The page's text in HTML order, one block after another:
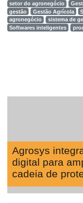
setor do agronegócio
gestão
Gestão Agrícola
agronegócio
sistema de
Softwares inteligentes
Agrosys
digital para
cadeia de